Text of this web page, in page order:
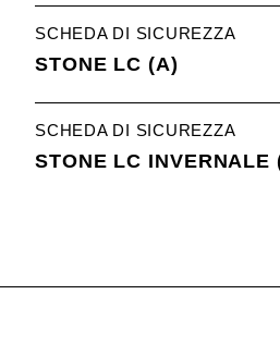
SCHEDA DI SICUREZZA
STONE LC (A)
SCHEDA DI SICUREZZA
STONE LC INVERNALE